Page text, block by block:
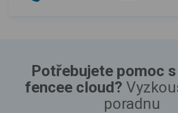
Potřebujete pomoc
fencee cloud?
poradnu